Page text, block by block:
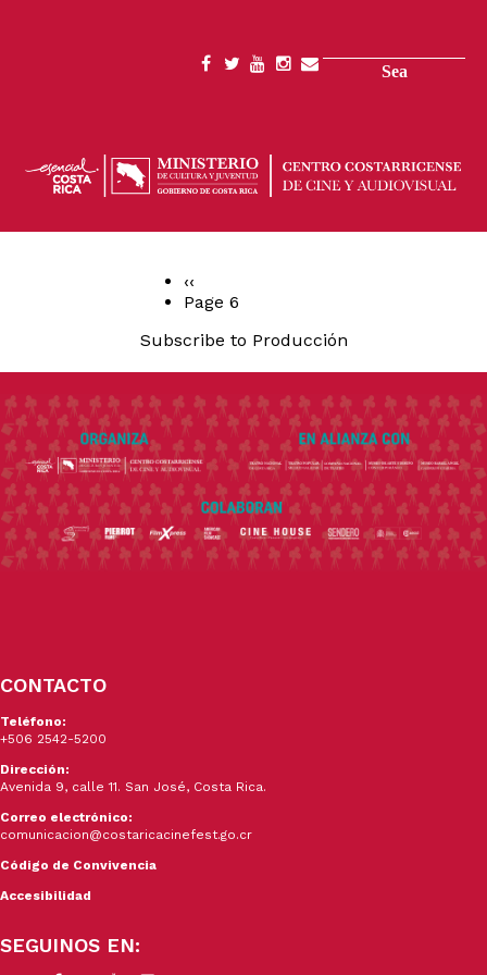
SOCIAL
PAGINATION
Previous
page
‹‹
Page 6
Subscribe to Producción
CONTACTO
Teléfono:
+506 2542-5200
Dirección:
Avenida 9, calle 11. San José, Costa Rica.
Correo electrónico:
comunicacion@costaricacinefest.go.cr
Código de Convivencia
Accesibilidad
SEGUINOS EN: